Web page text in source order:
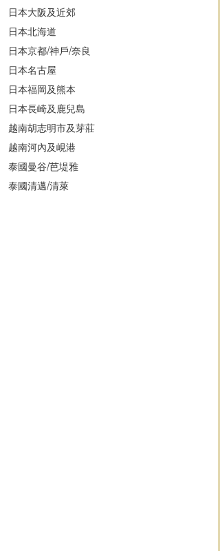
日本大阪及近郊
日本北海道
日本京都/神戶/奈良
日本名古屋
日本福岡及熊本
日本長崎及鹿兒島
越南胡志明市及芽莊
越南河內及峴港
泰國曼谷/芭堤雅
泰國清邁/清萊